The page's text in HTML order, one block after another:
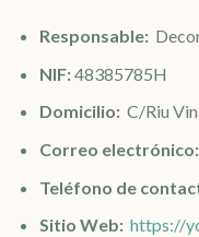
Responsable:
NIF:48385785H
Domicilio:C/Riu
Correo electrónico:
Teléfono de
Sitio Web: https://